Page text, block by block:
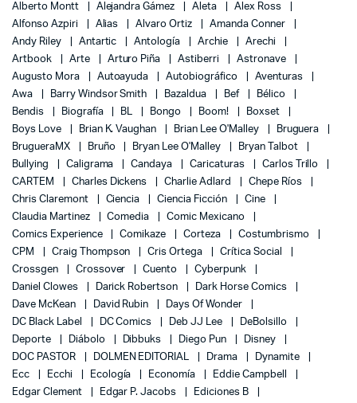
Alberto Montt
Alejandra Gámez Aleta
Alex Ross
Alfonso Azpiri
Alias Alvaro Ortiz
Amanda Conner
Andy Riley
Antartic Antología Archie
Arechi
Artbook
Arte Arturo Piña Astiberri
Astronave
Augusto Mora
Autoayuda Autobiográfico
Aventuras
Awa
Barry Windsor Smith Bazaldua Bef
Bélico
Bendis
Biografía BL Bongo Boom!
Boxset
Boys Love
Brian K. Vaughan Brian Lee O'Malley
Bruguera
BrugueraMX
Bruño Bryan Lee O'Malley
Bryan Talbot
Bullying
Caligrama Candaya Caricaturas
Carlos Trillo
CARTEM
Charles Dickens Charlie Adlard
Chepe Ríos
Chris Claremont
Ciencia Ciencia Ficción
Cine
Claudia Martinez
Comedia
Comic Mexicano
Comics Experience
Comikaze Corteza
Costumbrismo
CPM
Craig Thompson Cris Ortega
Crítica Social
Crossgen
Crossover Cuento
Cyberpunk
Daniel Clowes
Darick Robertson
Dark Horse Comics
Dave McKean
David Rubin
Days Of Wonder
DC Black Label
DC Comics Deb JJ Lee
DeBolsillo
Deporte
Diábolo Dibbuks Diego Pun
Disney
DOC PASTOR
DOLMEN EDITORIAL Drama
Dynamite
Ecc
Ecchi Ecología Economía
Eddie Campbell
Edgar Clement
Edgar P. Jacobs
Ediciones B